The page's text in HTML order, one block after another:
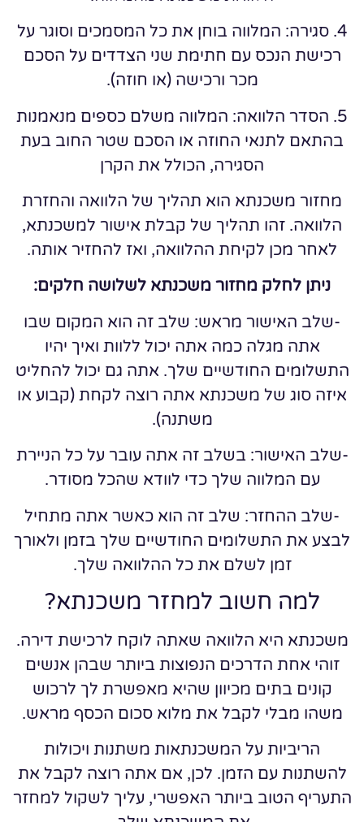
4. סגירה: המלווה בוחן את כל המסמכים וסוגר על
רכישת הנכס עם חתימת שני הצדדים על הסכם
מכר ורכישה (או חוזה).
5. הסדר הלוואה: המלווה משלם כספים מנאמנות
בהתאם לתנאי החוזה או הסכם שטר החוב בעת
הסגירה, הכולל את הקרן
מחזור משכנתא הוא תהליך של הלוואה והחזרת
הלוואה. זהו תהליך של קבלת אישור למשכנתא,
לאחר מכן לקיחת ההלוואה, ואז להחזיר אותה.
ניתן לחלק מחזור משכנתא לשלושה חלקים:
-שלב האישור מראש: שלב זה הוא המקום שבו
אתה מגלה כמה אתה יכול ללוות ואיך יהיו
התשלומים החודשיים שלך. אתה גם יכול להחליט
איזה סוג של משכנתא אתה רוצה לקחת (קבוע או
משתנה).
-שלב האישור: בשלב זה אתה עובר על כל הניירת
עם המלווה שלך כדי לוודא שהכל מסודר.
-שלב ההחזר: שלב זה הוא כאשר אתה מתחיל
לבצע את התשלומים החודשיים שלך בזמן ולאורך
זמן לשלם את כל ההלוואה שלך.
למה חשוב למחזר משכנתא?
משכנתא היא הלוואה שאתה לוקח לרכישת דירה.
זוהי אחת הדרכים הנפוצות ביותר שבהן אנשים
קונים בתים מכיוון שהיא מאפשרת לך לרכוש
משהו מבלי לקבל את מלוא סכום הכסף מראש.
הריביות על המשכנתאות משתנות ויכולות
להשתנות עם הזמן. לכן, אם אתה רוצה לקבל את
התעריף הטוב ביותר האפשרי, עליך לשקול למחזר